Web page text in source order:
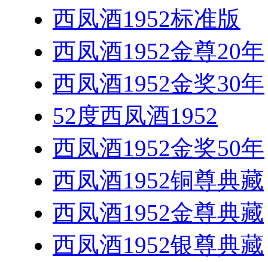
西凤酒1952标准版
西凤酒1952金尊20年
西凤酒1952金奖30年
52度西凤酒1952
西凤酒1952金奖50年
西凤酒1952铜尊典藏
西凤酒1952金尊典藏
西凤酒1952银尊典藏